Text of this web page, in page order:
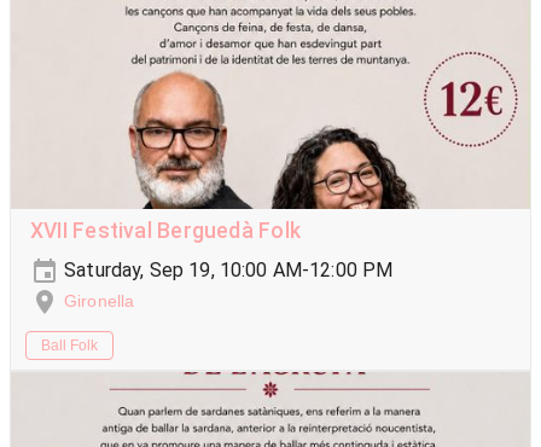
XVII Festival Berguedà Folk
Saturday, Sep 19, 10:00 AM-12:00 PM
Gironella
Ball Folk